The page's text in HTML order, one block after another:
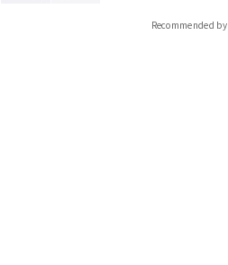
Recommended by